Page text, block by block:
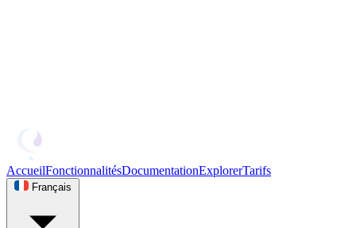
AccueilFonctionnalitésDocumentationExplorerTarifs
Français